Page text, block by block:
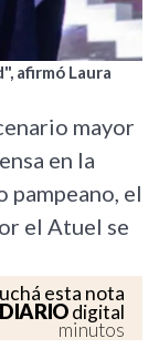
afirmó Laura
mayor
en la
pampeano, el
el Atuel se
esta nota
digital
minutos